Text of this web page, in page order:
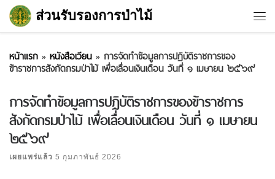
Skip to content
ส่วนรับรองการป่าไม้
หน้าแรก » หนังสือเวียน » การจัดทำข้อมูลการปฏิบัติราชการของ
ข้าราชการสังกัดกรมป่าไม้ เพื่อเลื่อนเงินเดือน วันที่ ๑ เมษายน ๒๕๖๙
การจัดทำข้อมูลการปฏิบัติราชการของข้าราชการ
สังกัดกรมป่าไม้ เพื่อเลื่อนเงินเดือน วันที่ ๑ เมษายน
๒๕๖๙
เผยแพร่แล้ว 5 กุมภาพันธ์ 2026